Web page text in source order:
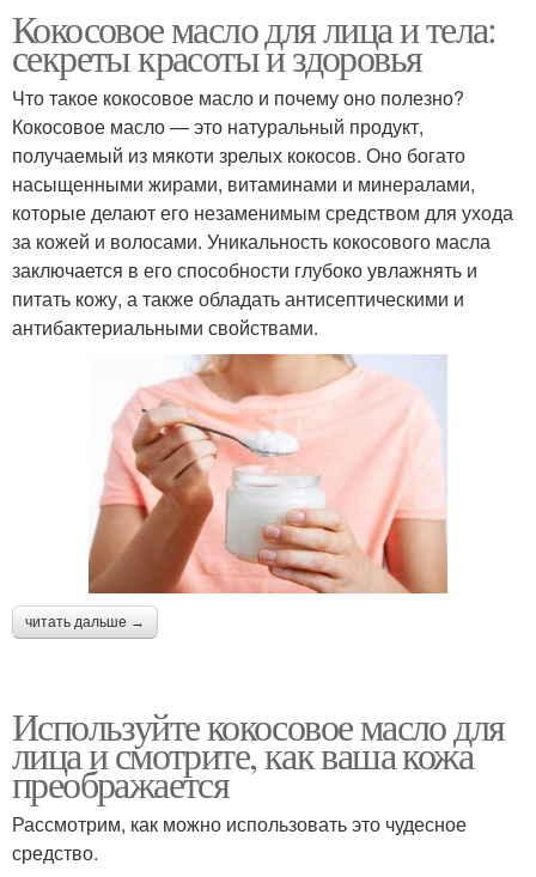
Кокосовое масло для лица и тела:
секреты красоты и здоровья
Что такое кокосовое масло и почему оно полезно?
Кокосовое масло — это натуральный продукт,
получаемый из мякоти зрелых кокосов. Оно богато
насыщенными жирами, витаминами и минералами,
которые делают его незаменимым средством для ухода
за кожей и волосами. Уникальность кокосового масла
заключается в его способности глубоко увлажнять и
питать кожу, а также обладать антисептическими и
антибактериальными свойствами.
читать дальше →
Используйте кокосовое масло для
лица и смотрите, как ваша кожа
преображается
Рассмотрим, как можно использовать это чудесное
средство.